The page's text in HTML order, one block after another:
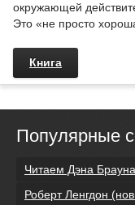
окружающей
Это «не просто
Книга
Популярные
Читаем Дэна
Роберт Ленгдон